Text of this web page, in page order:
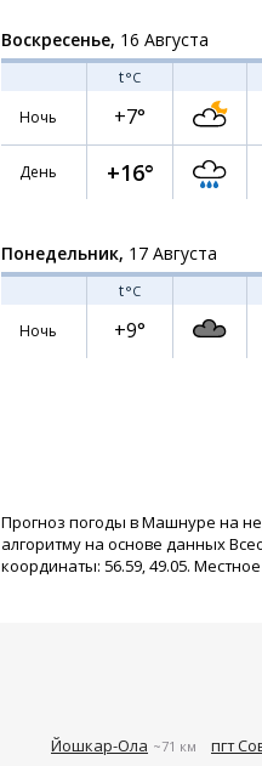
Воскресенье, 16 Августа
t°C
Ночь
+7°
День +16°
Понедельник, 17 Августа
t°C
Ночь
+9°
Прогноз погоды в Машнуре на
алгоритму на основе данных
координаты: 56.59, 49.05.
Йошкар-Ола ~71 км пгт